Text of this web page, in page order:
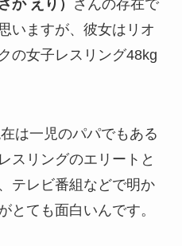
か えり）
さんの存在で
いますが、彼女はリオ
の女子レスリング48kg
は一児のパパでもある
スリングのエリートと
テレビ番組などで明か
とても面白いんです。